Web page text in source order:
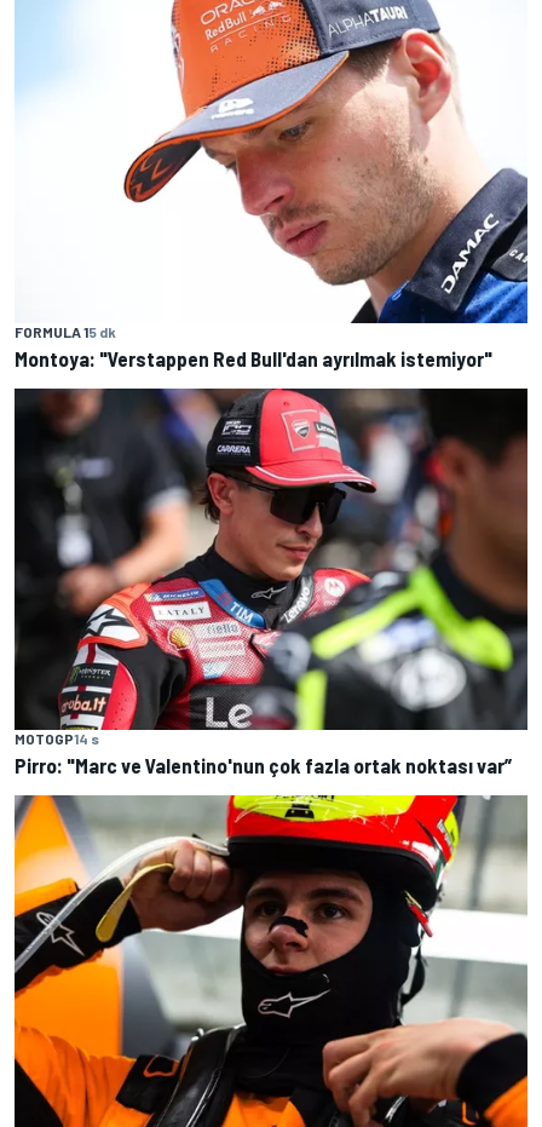
FORMULA 15 dk
Montoya: "Verstappen Red Bull'dan ayrılmak istemiyor"
MOTOGP14 s
Pirro: "Marc ve Valentino'nun çok fazla ortak noktası var”